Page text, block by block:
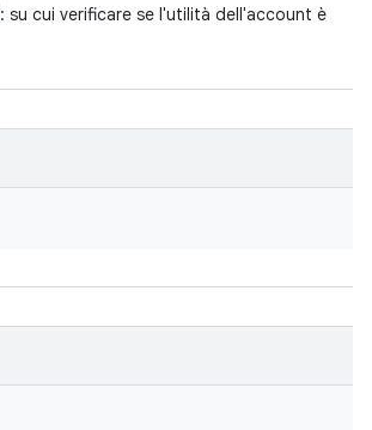
: su cui verificare se l'utilità dell'account è